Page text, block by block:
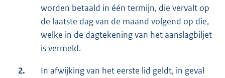
worden betaald in één termijn, die vervalt op
de laatste dag van de maand volgend op die,
welke in de dagtekening van het aanslagbiljet
is vermeld.
2.
In afwijking van het eerste lid geldt, in geval